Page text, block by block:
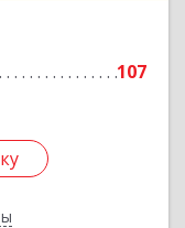
107